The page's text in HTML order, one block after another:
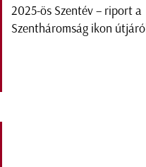
2025-ös Szentév – riport a
Szentháromság ikon útjáról